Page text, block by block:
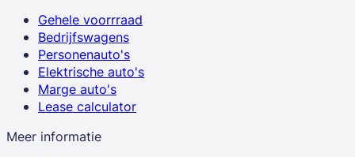
Gehele voorrraad
Bedrijfswagens
Personenauto's
Elektrische auto's
Marge auto's
Lease calculator
Meer informatie